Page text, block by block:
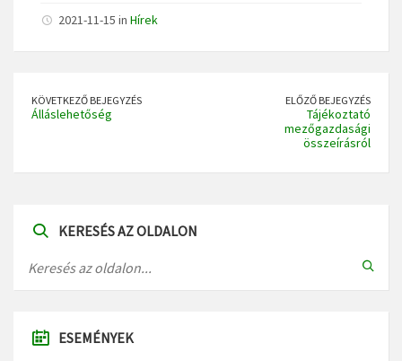
2021-11-15 in Hírek
KÖVETKEZŐ BEJEGYZÉS
Álláslehetőség
ELŐZŐ BEJEGYZÉS
Tájékoztató
mezőgazdasági
összeírásról
KERESÉS AZ OLDALON
ESEMÉNYEK